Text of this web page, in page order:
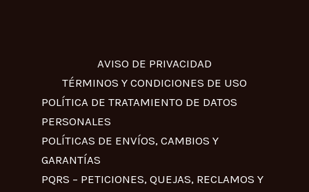
AVISO DE PRIVACIDAD
TÉRMINOS Y CONDICIONES DE USO
POLÍTICA DE TRATAMIENTO DE DATOS
PERSONALES
POLÍTICAS DE ENVÍOS, CAMBIOS Y
GARANTÍAS
PQRS – PETICIONES, QUEJAS, RECLAMOS Y